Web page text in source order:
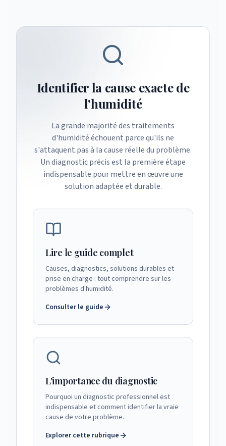
Identifier la cause exacte de
l'humidité
La grande majorité des traitements
d'humidité échouent parce qu'ils ne
s'attaquent pas à la cause réelle du problème.
Un diagnostic précis est la première étape
indispensable pour mettre en œuvre une
solution adaptée et durable.
Lire le guide complet
Causes, diagnostics, solutions durables et
prise en charge : tout comprendre sur les
problèmes d'humidité.
Consulter le guide
L'importance du diagnostic
Pourquoi un diagnostic professionnel est
indispensable et comment identifier la vraie
cause de votre problème.
Explorer cette rubrique